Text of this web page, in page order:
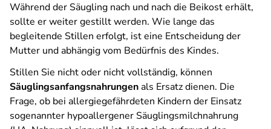
Während der Säugling nach und nach die Beikost erhält,
sollte er weiter gestillt werden. Wie lange das
begleitende Stillen erfolgt, ist eine Entscheidung der
Mutter und abhängig vom Bedürfnis des Kindes.
Stillen Sie nicht oder nicht vollständig, können
Säuglingsanfangsnahrungenals Ersatz dienen. Die
Frage, ob bei allergiegefährdeten Kindern der Einsatz
sogenannter hypoallergener Säuglingsmilchnahrung